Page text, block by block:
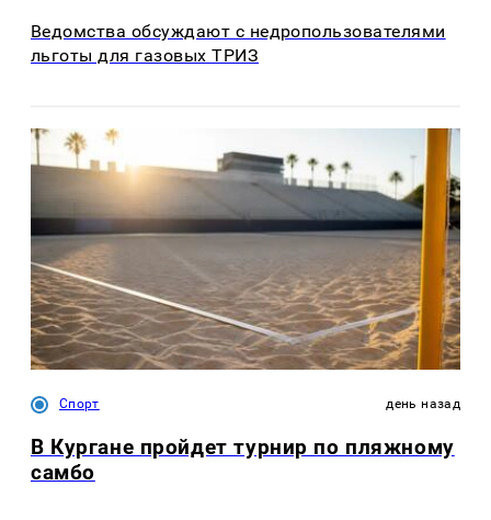
Ведомства обсуждают с недропользователями
льготы для газовых ТРИЗ
Спорт день назад
В Кургане пройдет турнир по пляжному
самбо